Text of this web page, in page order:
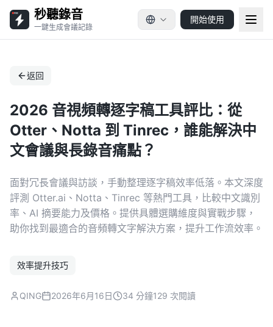
秒聽錄音
一鍵生成會議記錄
開始使用
返回
2026 音視頻轉逐字稿工具評比：從
Otter、Notta 到 Tinrec，誰能解決中
文會議與長錄音痛點？
面對冗長會議與訪談，手動整理逐字稿效率低落。本文深度
評測 Otter.ai、Notta、Tinrec 等熱門工具，比較中文識別
率、AI 摘要能力及價格。提供具體選購維度與實戰步驟，
助你找到最適合的音頻轉文字解決方案，提升工作流效率。
效率提升技巧
QING 2026年6月16日 34 分鐘129 次閱讀